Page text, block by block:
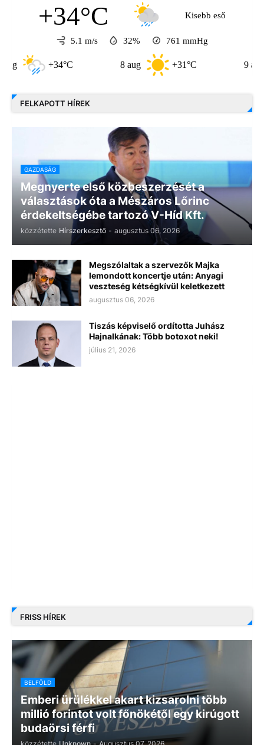
+34°C Kisebb eső
5.1 m/s 32% 761 mmHg
+34°C +31°C
FELKAPOTT HÍREK
GAZDASÁG
Megnyerte első közbeszerzését a
választások óta a Mészáros Lőrinc
érdekeltségébe tartozó V-Híd Kft.
közzétette Hírszerkesztő - augusztus 06, 2026
Megszólaltak a szervezők Majka
lemondott koncertje után: Anyagi
veszteség kétségkívül keletkezett
augusztus 06, 2026
Tiszás képviselő ordította Juhász
Hajnalkának: Több botoxot neki!
július 21, 2026
FRISS HÍREK
BELFÖLD
Emberi ürülékkel akart kizsarolni több
millió forintot volt főnökétől egy kirúgott
budaörsi férfi